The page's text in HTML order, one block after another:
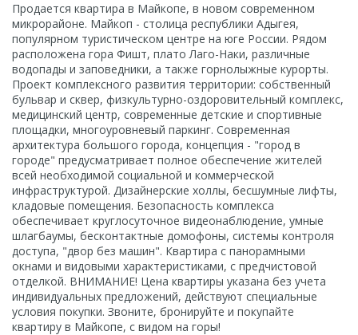
Продается квартира в Майкопе, в новом современном
микрорайоне. Майкоп - столица республики Адыгея,
популярном туристическом центре на юге России. Рядом
расположена гора Фишт, плато Лаго-Наки, различные
водопады и заповедники, а также горнолыжные курорты.
Проект комплексного развития территории: собственный
бульвар и сквер, физкультурно-оздоровительный комплекс,
медицинский центр, современные детские и спортивные
площадки, многоуровневый паркинг. Современная
архитектура большого города, концепция - "город в
городе" предусматривает полное обеспечение жителей
всей необходимой социальной и коммерческой
инфраструктурой. Дизайнерские холлы, бесшумные лифты,
кладовые помещения. Безопасность комплекса
обеспечивает круглосуточное видеонаблюдение, умные
шлагбаумы, бесконтактные домофоны, системы контроля
доступа, "двор без машин". Квартира с панорамными
окнами и видовыми характеристиками, с предчистовой
отделкой. ВНИМАНИЕ! Цена квартиры указана без учета
индивидуальных предложений, действуют специальные
условия покупки. Звоните, бронируйте и покупайте
квартиру в Майкопе, с видом на горы!